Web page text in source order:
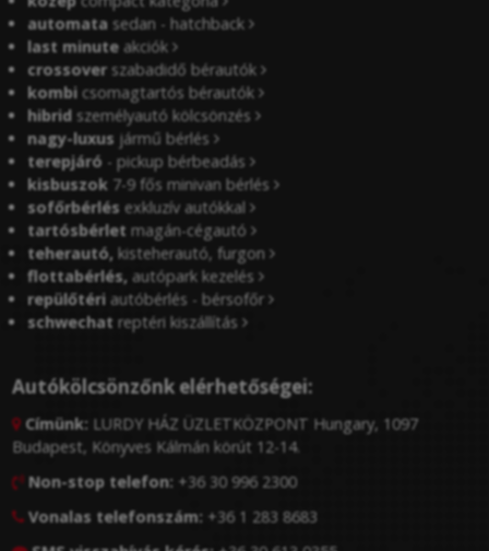
automata sedan - hatchback
last minute akciók
crossover szabadidő bérautók
kombi csomagtartós bérautók
hibrid személyautó kölcsönzés
nagy-luxus jármű bérlés
terepjáró - pickup bérbeadás
kisbuszok 7-9 fős minivan bérlés
sofőrbérlés exkluzív autókkal
tartósbérlet magán-cégautó
teherautó, kisteherautó, furgon
flottabérlés, autópark kezelés
repülőtéri autóbérlés - bérsofőr
schwechat reptéri kiszállítás
Autókölcsönzőnk elérhetőségei:
 Címünk: LURDY HÁZ ÜZLETKÖZPONT Hungary, 1097
Budapest, Könyves Kálmán körút 12-14.
 Non-stop telefon: +36 30 996 2300
 Vonalas telefonszám: +36 1 283 8683